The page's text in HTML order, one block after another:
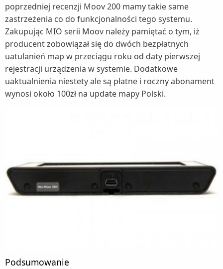
poprzedniej recenzji Moov 200 mamy takie same
zastrzeżenia co do funkcjonalności tego systemu.
Zakupując MIO serii Moov należy pamiętać o tym, iż
producent zobowiązał się do dwóch bezpłatnych
uatulanień map w przeciągu roku od daty pierwszej
rejestracji urządzenia w systemie. Dodatkowe
uaktualnienia niestety ale są płatne i roczny abonament
wynosi około 100zł na update mapy Polski.
Podsumowanie